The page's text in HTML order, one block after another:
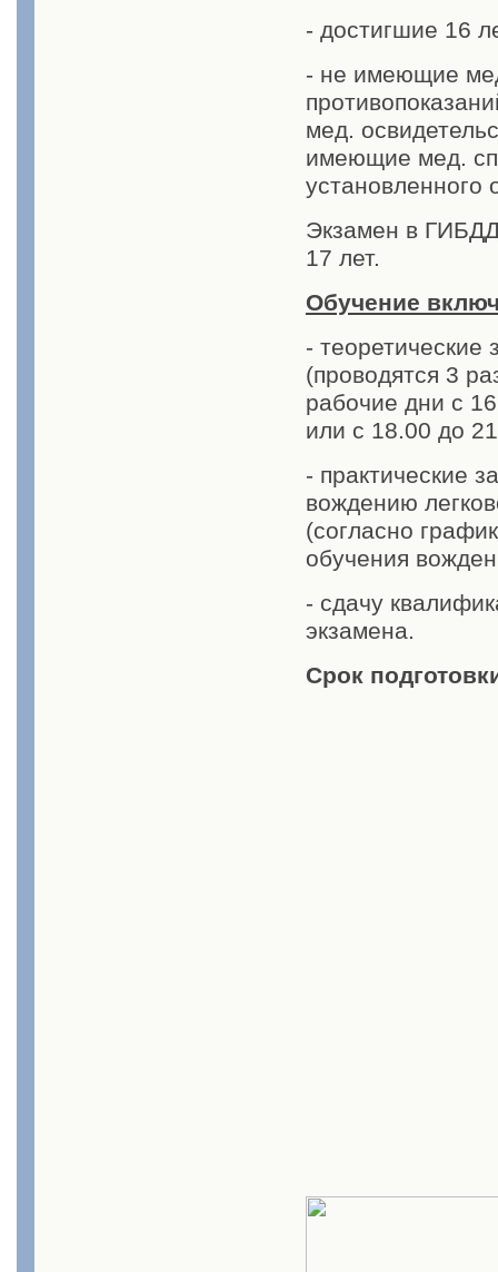
- достигшие 16
- не имеющие
мед.
имеющие мед.
установленного
Экзамен в
17 лет.
Обучение
- теоретические
(проводятся 3
рабочие дни с
или с 18.00 до
- практические
вождению
(согласно
обучения
- сдачу
экзамена.
Срок